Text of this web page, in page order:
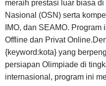
meraih prestasi luar biasa
Nasional (OSN) serta
IMO, dan SEAMO.
Offline dan Privat
{keyword:kota} yang
persiapan Olimpiade di
internasional, program ini